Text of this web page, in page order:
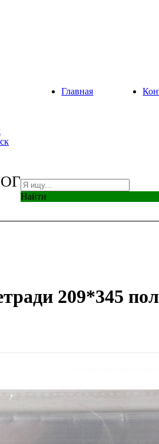
Главная
Найти
209*345